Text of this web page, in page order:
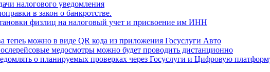
налогового уведомления
в закон о банкротстве.
физлиц на налоговый учет и присвоение им ИНН
тепеь можно в виде QR кода из приложения Госуслуги Авто
медосмотры можно будет проводить дистанционно
о планируемых проверках через Госуслуги и Цифровую